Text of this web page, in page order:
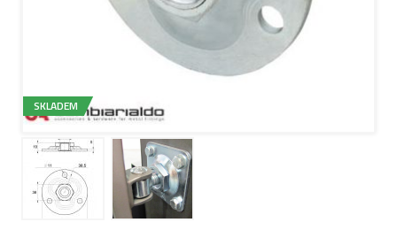
SKLADEM